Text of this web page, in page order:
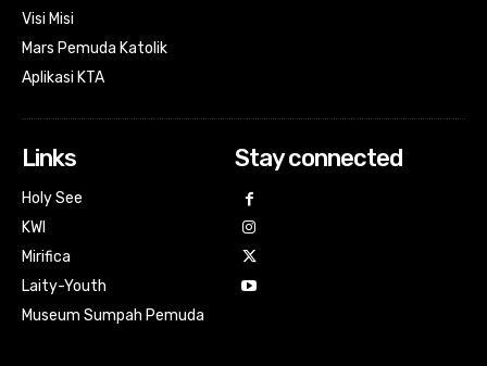
Visi Misi
Mars Pemuda Katolik
Aplikasi KTA
Links
Holy See
KWI
Mirifica
Laity-Youth
Museum Sumpah Pemuda
Stay connected